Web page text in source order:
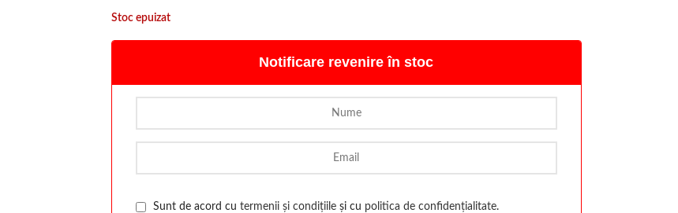
Stoc epuizat
Notificare revenire în stoc
Sunt de acord cu termenii și condițiileși cu politica de confidențialitate.